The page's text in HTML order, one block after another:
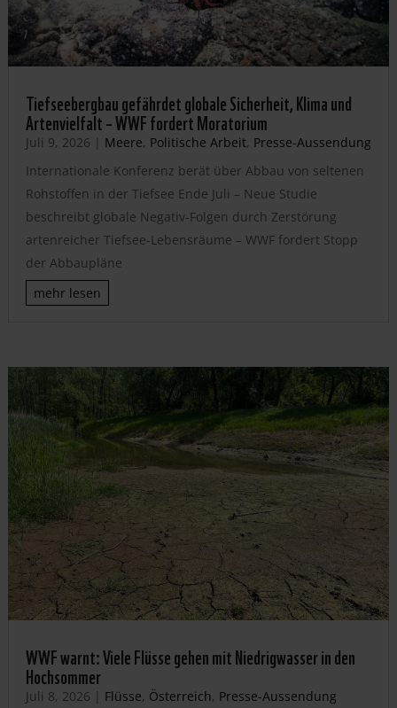
Tiefseebergbau gefährdet globale Sicherheit, Klima und
Artenvielfalt – WWF fordert Moratorium
Juli 9, 2026 | Meere, Politische Arbeit, Presse-Aussendung
Internationale Konferenz berät über Abbau von seltenen
Rohstoffen in der Tiefsee Ende Juli – Neue Studie
beschreibt globale Negativ-Folgen durch Zerstörung
artenreicher Tiefsee-Lebensräume – WWF fordert Stopp
der Abbaupläne
mehr lesen
WWF warnt: Viele Flüsse gehen mit Niedrigwasser in den
Hochsommer
Juli 8, 2026 | Flüsse, Österreich, Presse-Aussendung